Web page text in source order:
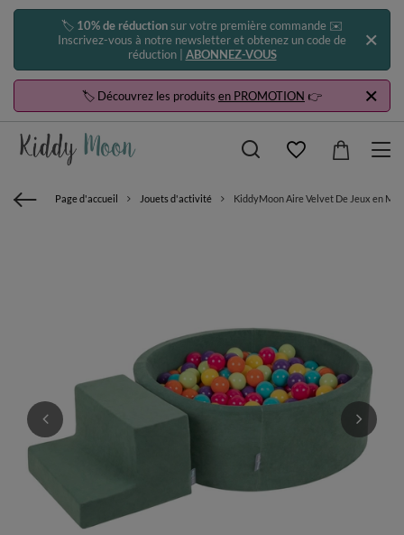
🏷️ 10% de réductionsur votre première commande ✉️
Inscrivez-vous à notre newsletter et obtenez un code de
réduction | ABONNEZ-VOUS
🏷️ Découvrez les produits en PROMOTION 👉
Page d'accueil Jouets d'activité KiddyMoon Aire Velvet De Jeux en